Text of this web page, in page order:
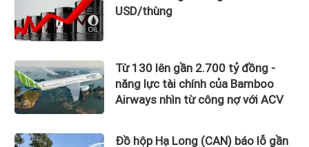
USD/thùng
Từ 130 lên gần 2.700 tỷ đồng -
năng lực tài chính của Bamboo
Airways nhìn từ công nợ với ACV
Đồ hộp Hạ Long (CAN) báo lỗ gần